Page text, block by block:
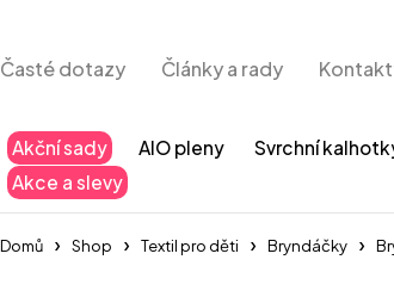
Časté dotazy Články a rady
Akční sady AIO pleny Svrchní
Akce a slevy
Domů Shop Textil pro děti Bryndáčky